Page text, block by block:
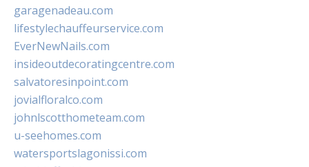
garagenadeau.com
lifestylechauffeurservice.com
EverNewNails.com
insideoutdecoratingcentre.com
salvatoresinpoint.com
jovialfloralco.com
johnlscotthometeam.com
u-seehomes.com
watersportslagonissi.com